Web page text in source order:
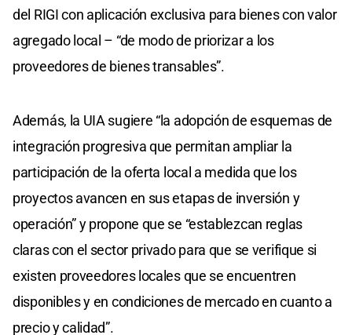
del RIGI con aplicación exclusiva para bienes con valor
agregado local – “de modo de priorizar a los
proveedores de bienes transables”.
Además, la UIA sugiere “la adopción de esquemas de
integración progresiva que permitan ampliar la
participación de la oferta local a medida que los
proyectos avancen en sus etapas de inversión y
operación” y propone que se “establezcan reglas
claras con el sector privado para que se verifique si
existen proveedores locales que se encuentren
disponibles y en condiciones de mercado en cuanto a
precio y calidad”.